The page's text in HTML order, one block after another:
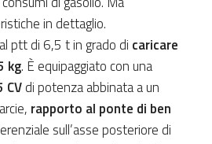
in dettaglio.
ptt di 6,5 t in grado di caricare
kg. È equipaggiato con una
CVdi potenza abbinata a un
rapporto al ponte di ben
sull’asse posteriore di